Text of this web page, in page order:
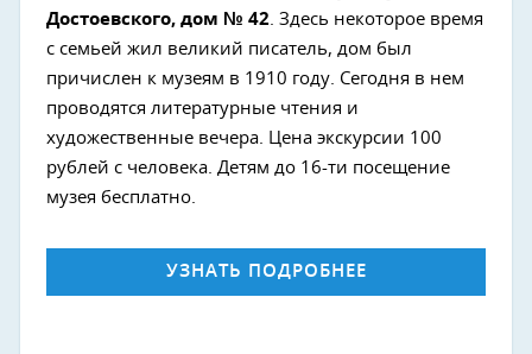
Достоевского, дом № 42 . Здесь некоторое время
с семьей жил великий писатель, дом был
причислен к музеям в 1910 году. Сегодня в нем
проводятся литературные чтения и
художественные вечера. Цена экскурсии 100
рублей с человека. Детям до 16-ти посещение
музея бесплатно.
УЗНАТЬ ПОДРОБНЕЕ